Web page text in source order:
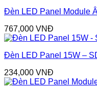
Đèn LED Panel Module
767,000 VNĐ
Đèn LED Panel 15W –
234,000 VNĐ